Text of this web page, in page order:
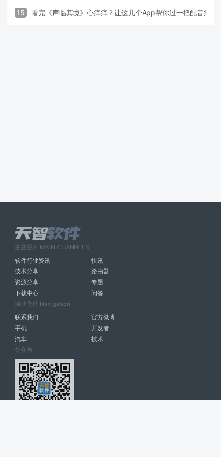
15 看完《声临其境》心痒痒？让这几个App帮你过一把配音瘾
主要栏目 MAIN CHANNELS
软件行业资讯
快讯
技术分享
路由器
资源分享
专题
下载中心
问答
快速导航 Navigation
联系我们
官方微博
手机
开发者
汽车
技术
公众号